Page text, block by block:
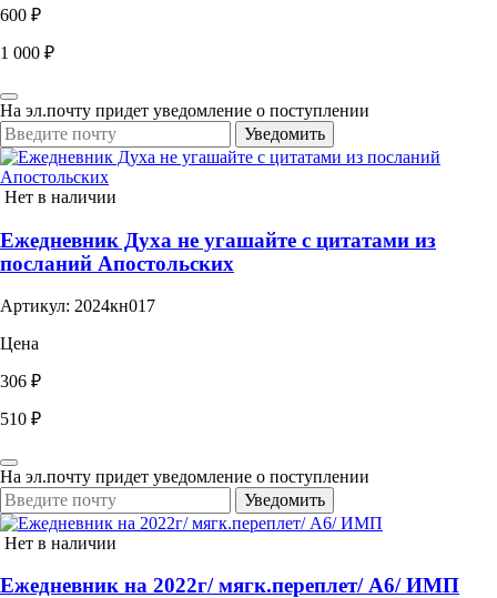
600 ₽
1 000 ₽
На эл.почту придет уведомление о поступлении
Уведомить
Нет в наличии
Ежедневник Духа не угашайте с цитатами из
посланий Апостольских
Артикул: 2024кн017
Цена
306 ₽
510 ₽
На эл.почту придет уведомление о поступлении
Уведомить
Нет в наличии
Ежедневник на 2022г/ мягк.переплет/ А6/ ИМП